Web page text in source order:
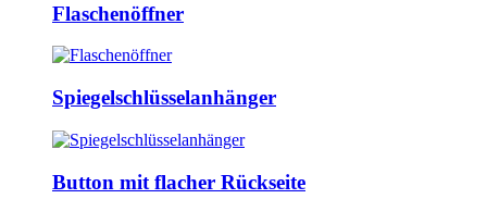
Flaschenöffner
Spiegelschlüsselanhänger
Button mit flacher Rückseite